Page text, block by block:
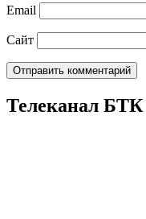
Email
Сайт
Телеканал БТК